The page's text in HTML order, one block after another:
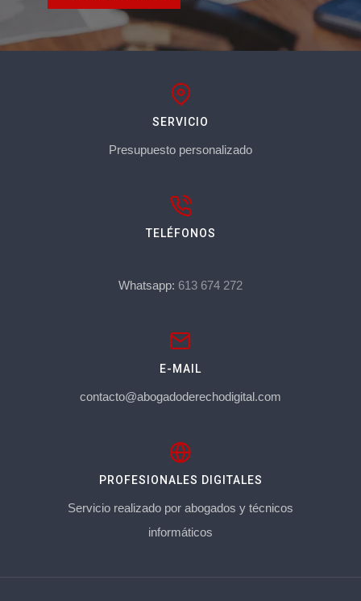
SERVICIO
Presupuesto personalizado
TELÉFONOS
Whatsapp: 613 674 272
E-MAIL
contacto@abogadoderechodigital.com
PROFESIONALES DIGITALES
Servicio realizado por abogados y técnicos
informáticos